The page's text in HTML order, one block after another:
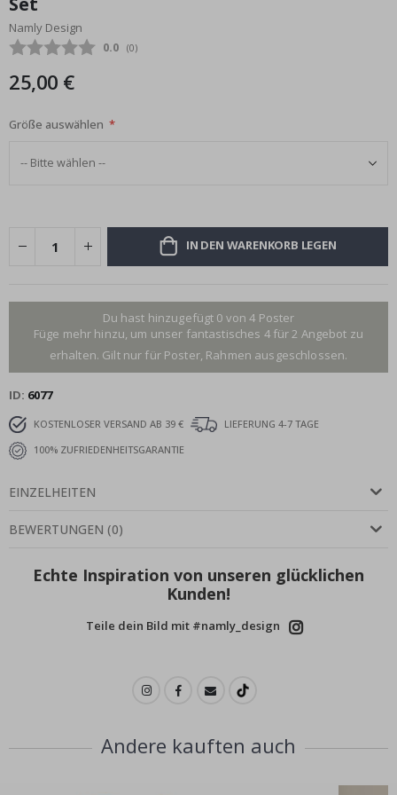
Bildgalerie
springen
Namly Design
Durchschnittliche Bewertung:
0.0 (abgegebene bewertungen:
0)
25,00 €
Größe auswählen
IN DEN WARENKORB LEGEN
Du hast hinzugefügt 0 von 4 Poster
Füge mehr hinzu, um unser fantastisches 4 für 2 Angebot zu
erhalten. Gilt nur für Poster, Rahmen ausgeschlossen.
ID 6077
KOSTENLOSER VERSAND AB 39 €
LIEFERUNG 4-7 TAGE
100% ZUFRIEDENHEITSGARANTIE
EINZELHEITEN
BEWERTUNGEN (0)
Echte Inspiration von unseren glücklichen
Kunden!
Teile dein Bild mit #namly_design
Andere kauften auch